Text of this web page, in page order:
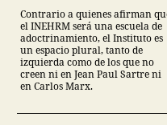
Contrario a quienes afirman
el INEHRM será una escuela de
adoctrinamiento, el Instituto es
un espacio plural, tanto de
izquierda como de los que no
creen ni en Jean Paul Sartre ni
en Carlos Marx.